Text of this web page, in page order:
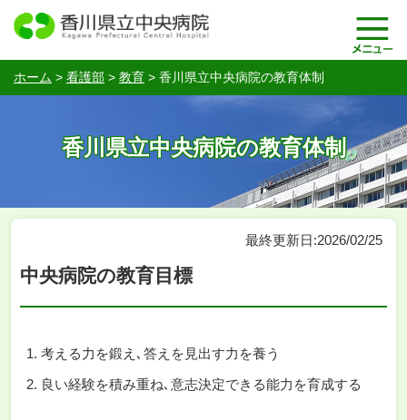
ホーム > 看護部 > 教育 > 香川県立中央病院の教育体制
香川県立中央病院の教育体制
最終更新日:2026/02/25
中央病院の教育目標
考える力を鍛え､答えを見出す力を養う
良い経験を積み重ね､意志決定できる能力を育成する